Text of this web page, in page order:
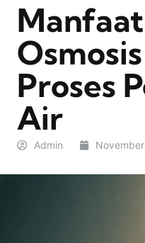
Proses
Air
Admin